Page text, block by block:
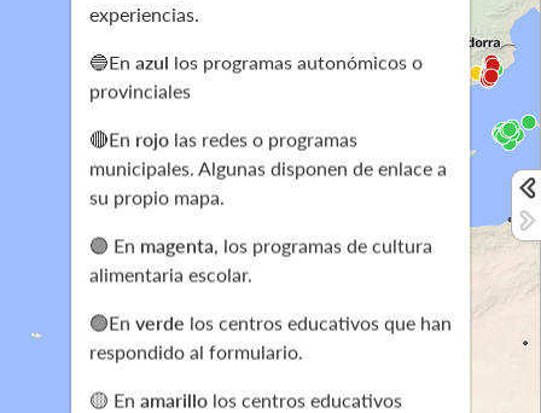
experiencias.
🔵En azul los programas autonómicos o
provinciales
🔴En rojo las redes o programas
municipales. Algunas disponen de enlace a
su propio mapa.
🟣 En magenta, los programas de cultura
alimentaria escolar.
🟢En verde los centros educativos que han
respondido al formulario.
🟡 En amarillo los centros educativos